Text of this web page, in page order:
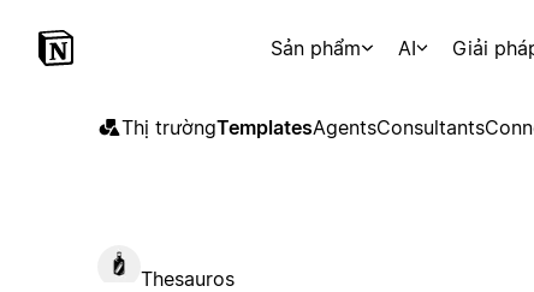
Sản phẩm AI Giải
Thị trườngTemplatesAgentsConsultants
Thesauros